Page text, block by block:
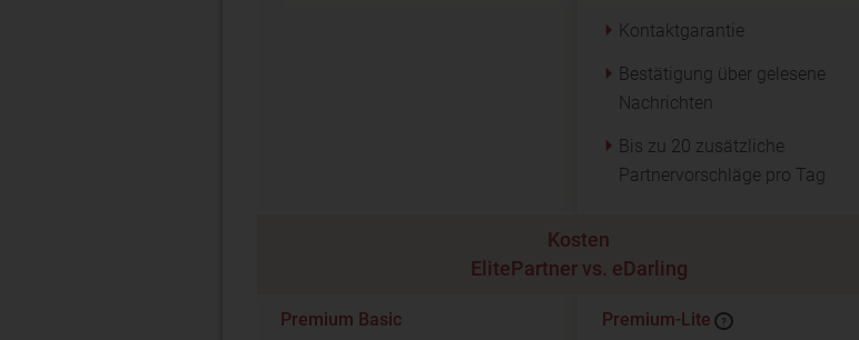
Kontaktgarantie
Bestätigung über gelesene
Nachrichten
Bis zu 20 zusätzliche
Partnervorschläge pro Tag
Kosten
ElitePartner vs. eDarling
Premium Basic
Premium-Lite ?